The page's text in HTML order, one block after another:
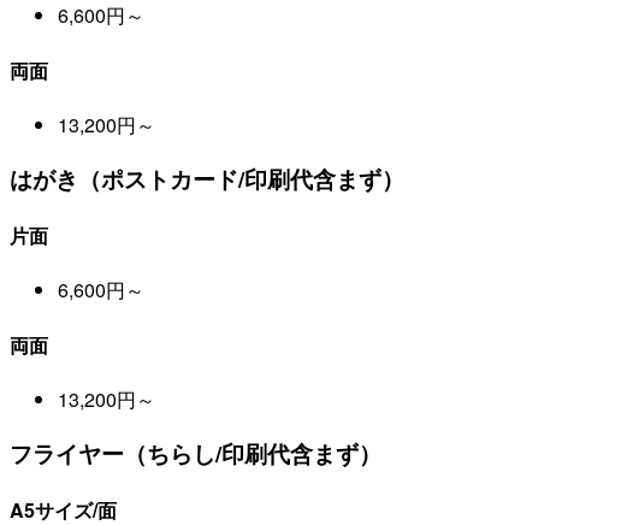
6,600円～
両面
13,200円～
はがき（ポストカード/印刷代含まず）
片面
6,600円～
両面
13,200円～
フライヤー（ちらし/印刷代含まず）
A5サイズ/面